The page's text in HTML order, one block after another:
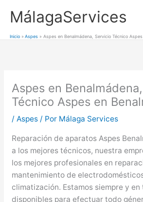
MálagaServices
Inicio Aspes Aspes en Benalmádena, Servicio Técnico
Aspes en
Técnico Aspes en
/ Aspes/ Por Málaga Services
Reparación de aparatos Aspes
a los mejores técnicos, nuestra
los mejores profesionales en
mantenimiento de
climatización. Estamos siempre y
disponibles para efectuar todo